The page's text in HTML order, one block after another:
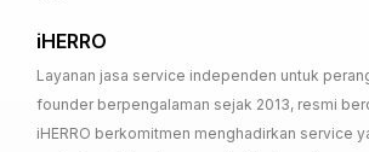
iHERRO
Layanan jasa service independen untuk
founder berpengalaman sejak 2013, resmi
iHERRO berkomitmen menghadirkan service